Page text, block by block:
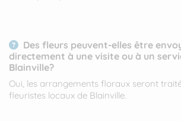
Des fleurs peuvent-elles être
directement à une visite ou à un
Blainville?
Oui, les arrangements floraux seront
fleuristes locaux de Blainville.